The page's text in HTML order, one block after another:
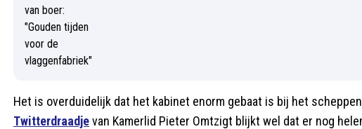
Het is overduidelijk dat het kabinet enorm gebaat is bij het
Twitterdraadjevan Kamerlid Pieter Omtzigt blijkt wel dat er nog